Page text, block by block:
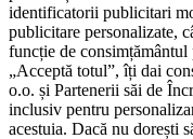
identificatorii publicitari
publicitare personalizate,
funcție de
„Acceptă totul”, îți dai
o.o. și Partenerii săi de
inclusiv pentru
acestuia. Dacă nu dorești